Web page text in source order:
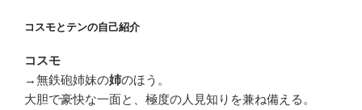
コスモとテンの自己紹介
コスモ
→無鉄砲姉妹の姉のほう。
大胆で豪快な一面と、極度の人見知りを兼ね備える。